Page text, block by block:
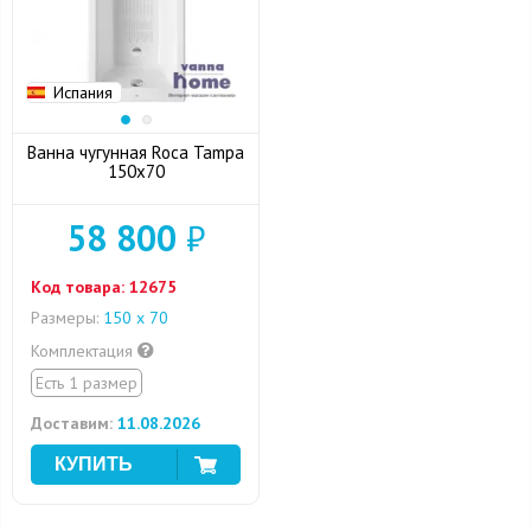
Испания
Ванна чугунная Roca Tampa
150x70
58 800 ₽
Код товара: 12675
Размеры: 150 х 70
Комплектация
Есть 1 размер
Доставим: 11.08.2026